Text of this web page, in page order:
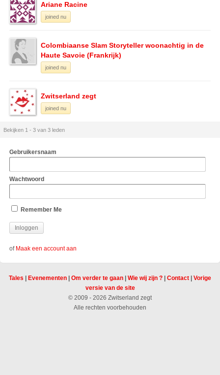
Ariane Racine
joined nu
Colombiaanse Slam Storyteller woonachtig in de
Haute Savoie (Frankrijk)
joined nu
Zwitserland zegt
joined nu
Bekijken 1 - 3 van 3 leden
Gebruikersnaam
Wachtwoord
Remember Me
of Maak een account aan
Tales | Evenementen | Om verder te gaan | Wie wij zijn ? | Contact | Vorige
versie van de site
© 2009 - 2026 Zwitserland zegt
Alle rechten voorbehouden